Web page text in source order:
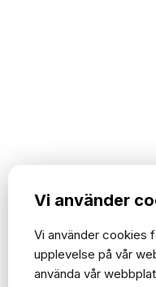
Vi använder
Vi använder cookies
upplevelse på vår
använda vår